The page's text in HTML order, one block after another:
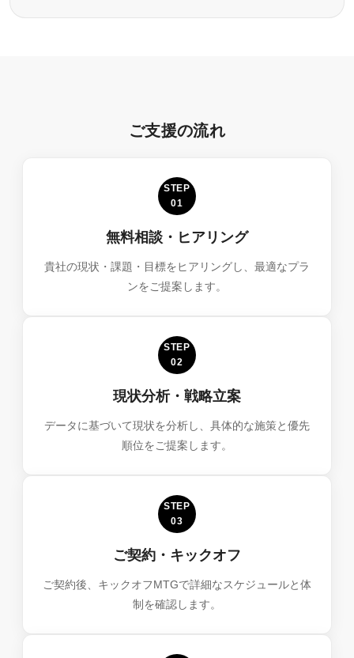
ご支援の流れ
STEP
01
無料相談・ヒアリング
貴社の現状・課題・目標をヒアリングし、最適なプラ
ンをご提案します。
STEP
02
現状分析・戦略立案
データに基づいて現状を分析し、具体的な施策と優先
順位をご提案します。
STEP
03
ご契約・キックオフ
ご契約後、キックオフMTGで詳細なスケジュールと体
制を確認します。